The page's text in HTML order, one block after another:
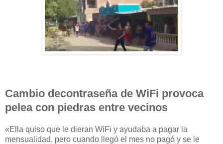
Cambio decontraseña de WiFi provoca
pelea con piedras entre vecinos
«Ella quiso que le dieran WiFi y ayudaba a pagar la
mensualidad, pero cuando llegó el mes no pagó y se le